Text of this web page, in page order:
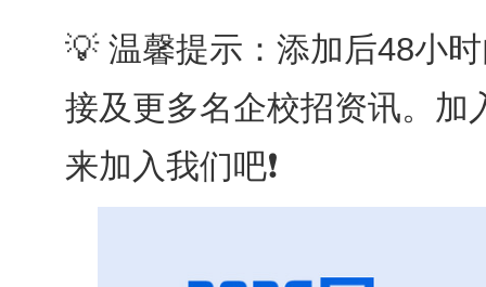
💡 温馨提示：添加后48小时
接及更多名企校招资讯。加
来加入我们吧❗